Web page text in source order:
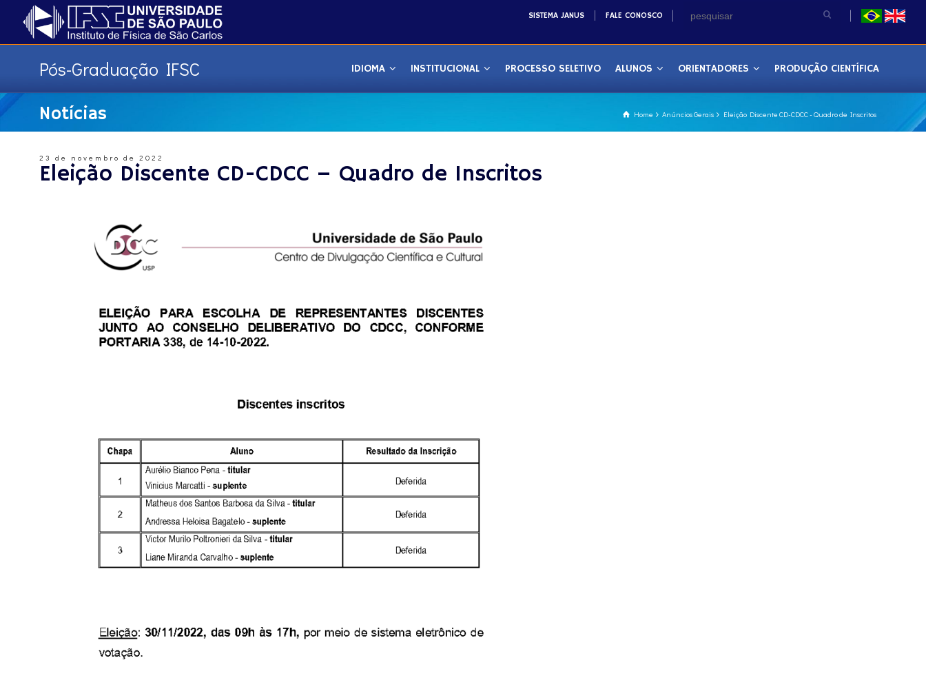
SISTEMA JANUS FALE CONOSCO
Pós-Graduação IFSC IDIOMA INSTITUCIONAL PROCESSO SELETIVO ALUNOS ORIENTADORES PRODUÇÃO CIENTÍFICA
Home Anúncios Gerais Eleição Discente CD-CDCC - Quadro de Inscritos
Notícias
23 de novembro de 2022
Eleição Discente CD-CDCC – Quadro de Inscritos